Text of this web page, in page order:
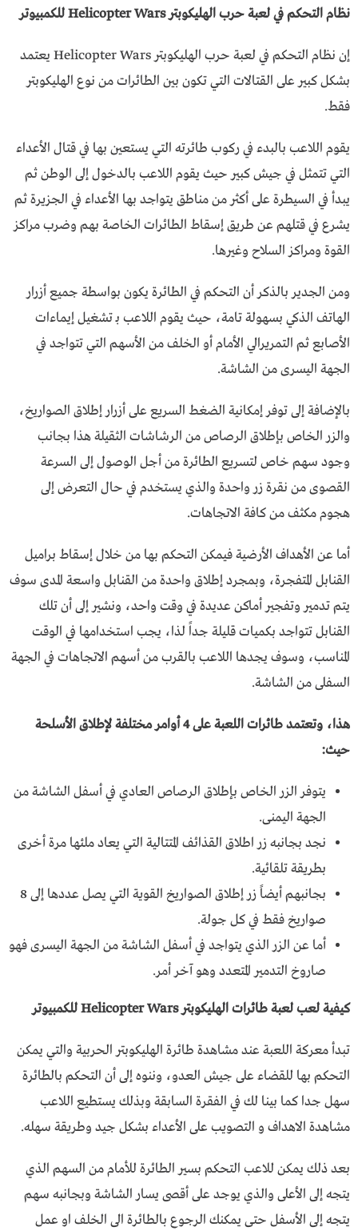
نظام التحكم في لعبة حرب الهليكوبتر Helicopter Wars للكمبيوتر
إن نظام التحكم في لعبة حرب الهليكوبتر Helicopter Wars يعتمد
بشكل كبير على القتالات التي تكون بين الطائرات من نوع الهليكوبتر
فقط.
يقوم اللاعب بالبدء في ركوب طائرته التي يستعين بها في قتال الأعداء
التي تتمثل في جيش كبير حيث يقوم اللاعب بالدخول إلى الوطن ثم
يبدأ في السيطرة على أكثر من مناطق يتواجد بها الأعداء في الجزيرة ثم
يشرع في قتلهم عن طريق إسقاط الطائرات الخاصة بهم وضرب مراكز
القوة ومراكز السلاح وغيرها.
ومن الجدير بالذكر أن التحكم في الطائرة يكون بواسطة جميع أزرار
الهاتف الذكي بسهولة تامة، حيث يقوم اللاعب بـ تشغيل إيماءات
الأصابع ثم التمريرالي الأمام أو الخلف من الأسهم التي تتواجد في
الجهة اليسرى من الشاشة.
بالإضافة إلى توفر إمكانية الضغط السريع على أزرار إطلاق الصواريخ،
والزر الخاص بإطلاق الرصاص من الرشاشات الثقيلة هذا بجانب
وجود سهم خاص لتسريع الطائرة من أجل الوصول إلى السرعة
القصوى من نقرة زر واحدة والذي يستخدم في حال التعرض إلى
هجوم مكثف من كافة الاتجاهات.
أما عن الأهداف الأرضية فيمكن التحكم بها من خلال إسقاط براميل
القنابل المتفجرة، وبمجرد إطلاق واحدة من القنابل واسعة المدى سوف
يتم تدمير وتفجير أماكن عديدة في وقت واحد، ونشير إلى أن تلك
القنابل تتواجد بكميات قليلة جداً لذا، يجب استخدامها في الوقت
المناسب، وسوف يجدها اللاعب بالقرب من أسهم الاتجاهات في الجهة
السفلى من الشاشة.
هذا، وتعتمد طائرات اللعبة على 4 أوامر مختلفة لإطلاق الأسلحة
حيث:
يتوفر الزر الخاص بإطلاق الرصاص العادي في أسفل الشاشة من
الجهة اليمنى.
نجد بجانبه زر اطلاق القذائف المتتالية التي يعاد ملئها مرة أخرى
بطريقة تلقائية.
بجانبهم أيضاً زر إطلاق الصواريخ القوية التي يصل عددها إلى 8
صواريخ فقط في كل جولة.
أما عن الزر الذي يتواجد في أسفل الشاشة من الجهة اليسرى فهو
صاروخ التدمير المتعدد وهو آخر أمر.
كيفية لعب لعبة طائرات الهليكوبتر Helicopter Wars للكمبيوتر
تبدأ معركة اللعبة عند مشاهدة طائرة الهليكوبتر الحربية والتي يمكن
التحكم بها للقضاء على جيش العدو، وننوه إلى أن التحكم بالطائرة
سهل جدا كما بينا لك في الفقرة السابقة وبذلك يستطيع اللاعب
مشاهدة الاهداف و التصويب على الأعداء بشكل جيد وطريقة سهله.
بعد ذلك يمكن للاعب التحكم بسير الطائرة للأمام من السهم الذي
يتجه إلى الأعلى والذي يوجد على أقصى يسار الشاشة وبجانبه سهم
يتجه إلى الأسفل حتى يمكنك الرجوع بالطائرة الى الخلف او عمل